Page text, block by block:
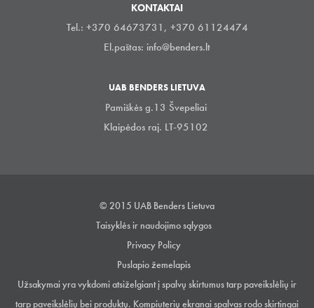
KONTAKTAI
Tel.: +370 64673731, +370 61124474
El.paštas: info@benders.lt
UAB BENDERS LIETUVA
Pamiškės g.13 Švepeliai
Klaipėdos raj. LT-95102
© 2015 UAB Benders Lietuva
Taisyklės ir naudojimo sąlygos
Privacy Policy
Puslapio žemelapis
Užsakymai yra vykdomi atsiželgiant į spalvų skirtumus tarp paveikslėlių ir
tarp paveikslėlių bei produktų. Kompiuterių ekranai spalvas rodo skirtingai